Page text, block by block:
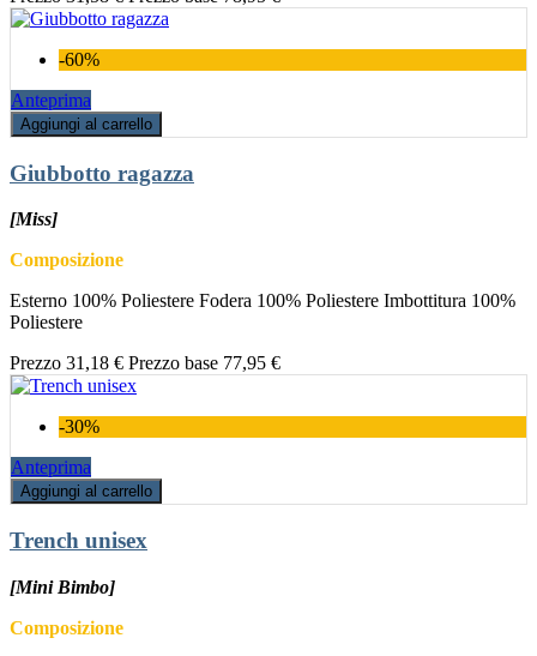
-60%
Anteprima
Aggiungi al carrello
Giubbotto ragazza
[Miss]
Composizione
Esterno 100% Poliestere Fodera 100% Poliestere Imbottitura 100%
Poliestere
Prezzo 31,18 € Prezzo base 77,95 €
-30%
Anteprima
Aggiungi al carrello
Trench unisex
[Mini Bimbo]
Composizione